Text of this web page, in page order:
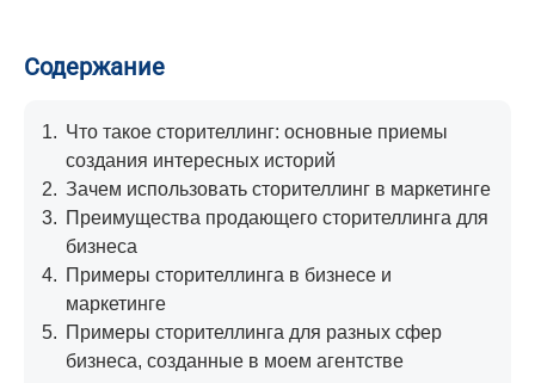
Содержание
1. Что такое сторителлинг: основные приемы
создания интересных историй
2. Зачем использовать сторителлинг в маркетинге
3.
Преимущества продающего сторителлинга для
бизнеса
4.
Примеры сторителлинга в бизнесе и
маркетинге
5.
Примеры сторителлинга для разных сфер
бизнеса, созданные в моем агентстве